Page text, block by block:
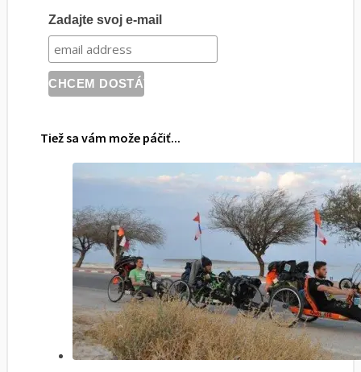
Zadajte svoj e-mail
Tiež sa vám može páčiť...